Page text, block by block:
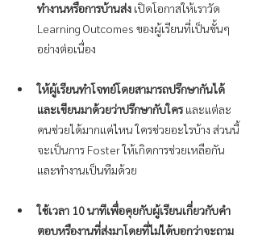
ทำงานหรือการบ้านส่ง เปิดโอกาสให้เราวัด
Learning Outcomes ของผู้เรียนที่เป็นขั้นๆ
อย่างต่อเนื่อง
ให้ผู้เรียนทำโจทย์โดยสามารถปรึกษากันได้
และเขียนมาด้วยว่าปรึกษากับใคร และแต่ละ
คนช่วยได้มากแค่ไหน ใครช่วยอะไรบ้าง ส่วนนี้
จะเป็นการ Foster ให้เกิดการช่วยเหลือกัน
และทำงานเป็นทีมด้วย
ใช้เวลา 10 นาทีเพื่อคุยกับผู้เรียนเกี่ยวกับคำ
ตอบหรืองานที่ส่งมาโดยที่ไม่ได้บอกว่าจะถาม